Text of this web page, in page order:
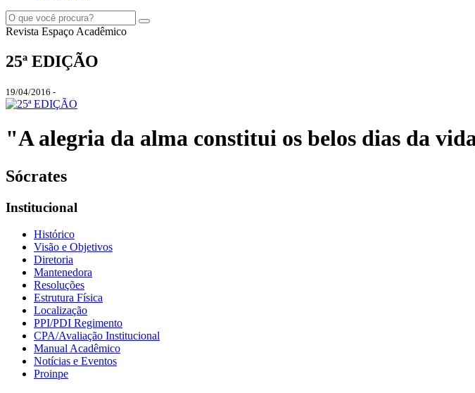
Revista Espaço Acadêmico
25ª EDIÇÃO
19/04/2016 -
"A alegria da alma constitui os belos dias da
Sócrates
Institucional
Histórico
Visão e Objetivos
Diretoria
Mantenedora
Resoluções
Estrutura Física
Localização
PPI/PDI Regimento
CPA/Avaliação Institucional
Manual Acadêmico
Notícias e Eventos
Proinpe